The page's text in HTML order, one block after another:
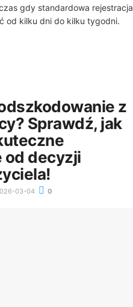
gdy standardowa rejestracja
od kilku dni do kilku tygodni.
z
Sprawdź, jak
od decyzji
03-04 0